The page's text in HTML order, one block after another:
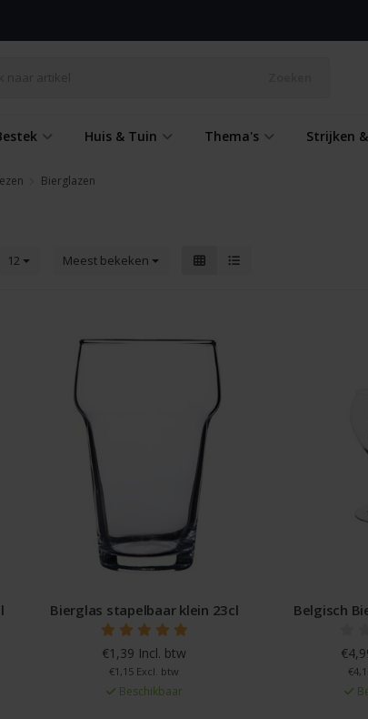
Huis & Tuin Thema's Strijken
Bierglazen
12 Meest bekeken
Bierglas stapelbaar klein 23cl
€1,39 Incl. btw
€1,15 Excl. btw
Beschikbaar
Belgisch